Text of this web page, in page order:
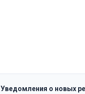
Уведомления о новых